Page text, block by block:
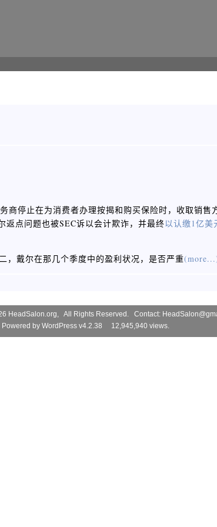
商停止在为消费者办理按揭和购买保险时，收取销售
返点问题也被SEC诉以会计欺诈，并最终以认缴1亿美
，戴尔在那几个季度中的盈利状况，是否严重
HeadSalon.org, All Rights Reserved. Contact:
Powered by WordPress v4.2.38 12,945,940 views.